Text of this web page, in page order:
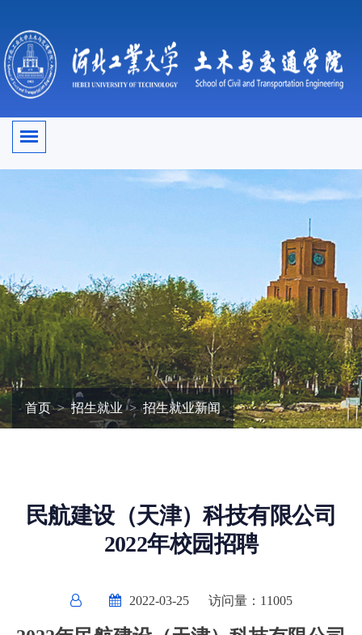
首页 招生就业 招生就业新闻
民航建设（天津）科技有限公司
2022年校园招聘
2022-03-25 访问量： 11005